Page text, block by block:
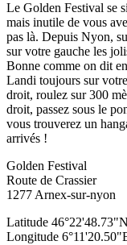
Le Golden Festival se
mais inutile de vous
pas là. Depuis Nyon,
sur votre gauche les
Bonne comme on dit
Landi toujours sur
droit, roulez sur 300
droit, passez sous le
vous trouverez un
arrivés !
Golden Festival
Route de Crassier
1277 Arnex-sur-nyon
Latitude 46°22'48.73"N
Longitude